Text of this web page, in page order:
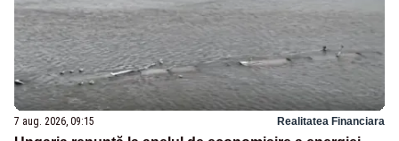
7 aug. 2026, 09:15 Realitatea Financiara